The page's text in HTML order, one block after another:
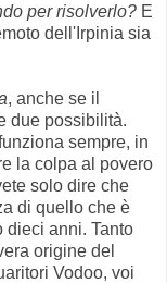
per risolverlo? E
dell'Irpinia sia
, anche se il
due possibilità.
sempre, in
la colpa al povero
solo dire che
di quello che è
dieci anni. Tanto
origine del
Vodoo, voi